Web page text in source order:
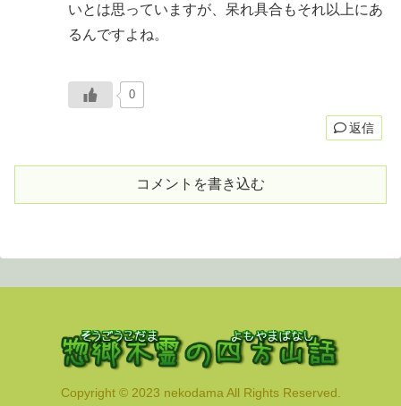
いとは思っていますが、呆れ具合もそれ以上にあ
るんですよね。
0
返信
コメントを書き込む
Copyright © 2023 nekodama All Rights Reserved.